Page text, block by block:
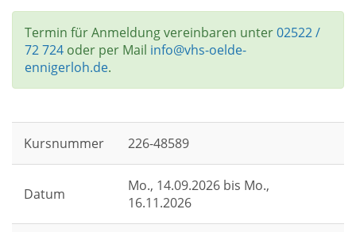
Termin für Anmeldung vereinbaren unter02522 /
72 724 oder per Mail info@vhs-oelde-
ennigerloh.de.
Kursnummer 226-48589
Datum Mo., 14.09.2026 bis Mo.,
16.11.2026